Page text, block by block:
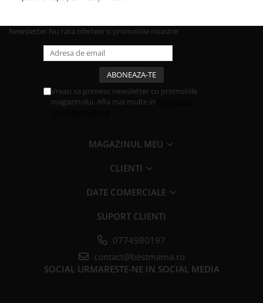
Newsletter Nu rata ofertele si promotiile noastre
Vreau sa primesc newsletter cu promotiile
magazinului. Afla mai multe in
MAGAZINUL MEU
CLIENTI
DATE COMERCIALE
SUPORT CLIENTI
0774980197
contact@bestmama.ro
SOCIAL URMARESTE-NE IN SOCIAL MEDIA